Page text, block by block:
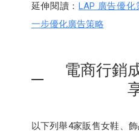
延伸閱讀： LAP 廣告優
一步優化廣告策略
電商行銷
以下列舉4家販售女鞋、